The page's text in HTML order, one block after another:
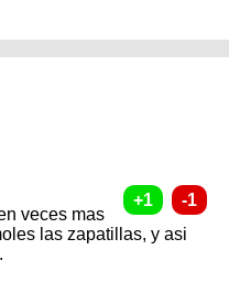
veces mas
las zapatillas, y asi